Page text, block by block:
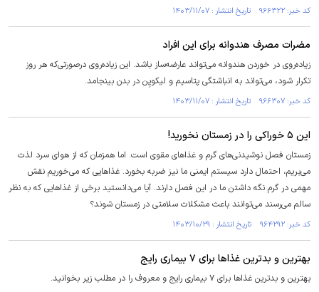
کد خبر: ۹۶۶۳۲۲ تاریخ انتشار : ۱۴۰۳/۱۱/۰۷
مضرات مصرف هندوانه برای این افراد
زیاده‌روی در خوردن هندوانه می‌تواند عارضه‌ساز باشد. این زیاده‌روی درصورتی‌که هر روز
تکرار شود، می‌تواند به انباشتگی پتاسیم و لیکوپِن در بدن بینجامد.
کد خبر: ۹۶۶۳۰۷ تاریخ انتشار : ۱۴۰۳/۱۱/۰۷
این ۵ خوراکی را در زمستان نخورید!
زمستان فصل نوشیدنی‌های گرم و غذا‌های مقوی است. اما همزمان که از هوای سرد لذت
می‌بریم، احتمال دارد سیستم ایمنی ما نیز ضربه بخورد. غذا‌هایی که می‌خوریم نقش
مهمی در گرم نگه داشتن ما در این فصل دارند. آیا می‌دانستید برخی از غذا‌هایی که به نظر
سالم می‌رسند می‌توانند باعث مشکلات سلامتی در زمستان شوند؟
کد خبر: ۹۶۴۲۹۲ تاریخ انتشار : ۱۴۰۳/۱۰/۲۹
بهترین و بدترین غذا‌ها برای ۷ بیماری رایج
بهترین و بدترین غذا‌ها برای ۷ بیماری رایج و معروف را در مطلب زیر بخوانید.